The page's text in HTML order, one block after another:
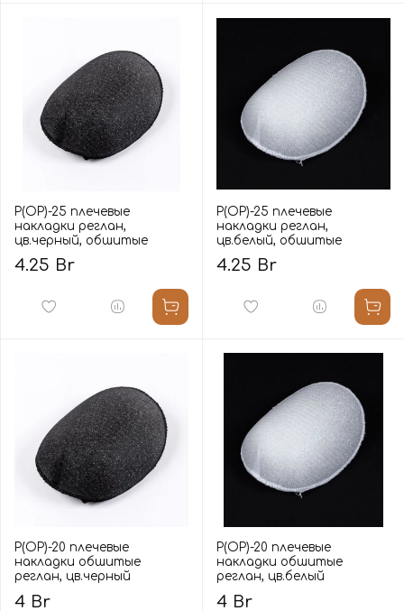
Р(ОР)-25 плечевые
накладки реглан,
цв.черный, обшитые
4.25 Br
Р(ОР)-25 плечевые
накладки реглан,
цв.белый, обшитые
4.25 Br
Р(ОР)-20 плечевые
накладки обшитые
реглан, цв.черный
4 Br
Р(ОР)-20 плечевые
накладки обшитые
реглан, цв.белый
4 Br